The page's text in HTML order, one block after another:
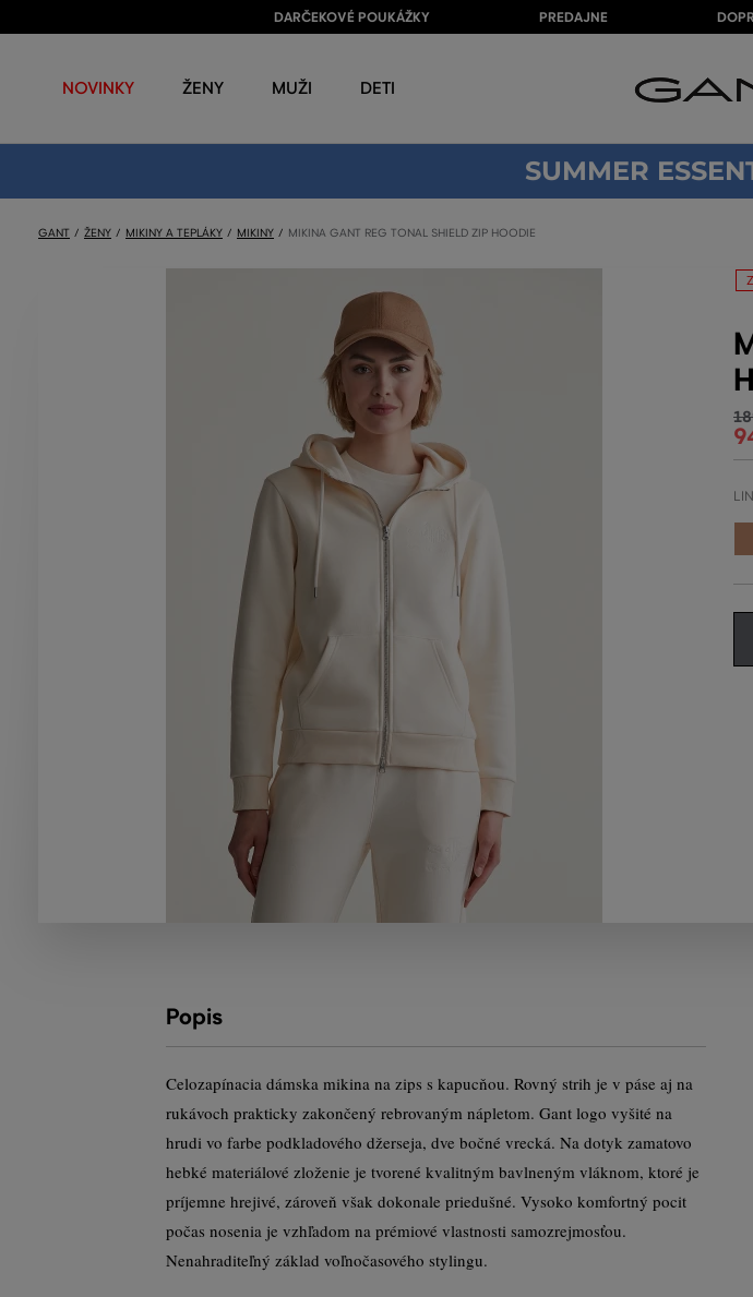
DARČEKOVÉ POUKÁŽKY PREDAJNE
NOVINKY ŽENY MUŽI DETI
SUMMER
GANT ŽENY MIKINY A TEPLÁKY MIKINY MIKINA GANT REG TONAL SHIELD ZIP HOODIE
Popis
Celozapínacia dámska mikina na zips s kapucňou. Rovný strih je v páse aj na
rukávoch prakticky zakončený rebrovaným nápletom. Gant logo vyšité na
hrudi vo farbe podkladového džerseja, dve bočné vrecká. Na dotyk zamatovo
hebké materiálové zloženie je tvorené kvalitným bavlneným vláknom, ktoré je
príjemne hrejivé, zároveň však dokonale priedušné. Vysoko komfortný pocit
počas nosenia je vzhľadom na prémiové vlastnosti samozrejmosťou.
Nenahraditeľný základ voľnočasového stylingu.